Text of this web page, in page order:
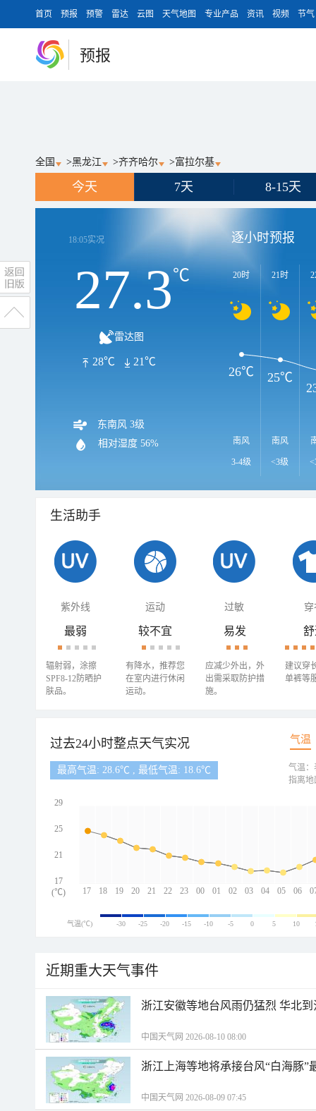
首页 预报 预警 雷达 云图 天气地图 专业产品 资讯 视频 节气
预报
全国 >黑龙江 >齐齐哈尔 >富拉尔基
今天 7天 8-15天
18:05实况
27.3℃
雷达图
28℃ 21℃
东南风 3级
相对湿度 56%
逐小时预报
20时
南风
3-4级
21时
南风
<3级
26℃ 25℃
生活助手
紫外线 运动 过敏 穿
最弱
辐射弱，涂擦
SPF8-12防晒护
肤品。
较不宜
有降水，推荐您
在室内进行休闲
运动。
易发
应减少外出，外
出需采取防护措
施。
建议穿
单裤等
过去24小时整点天气实况 气温
最高气温: 28.6℃ , 最低气温: 18.6℃
17 18 19 20 21 22 23 00 01 02 03 04 05 06
29
25
21
17
(℃)
气温：
指离地
气温(℃) -30 -25 -20 -15 -10 -5 0 5 10
近期重大天气事件
浙江安徽等地台风雨仍猛烈 华北
中国天气网 2026-08-10 08:00
浙江上海等地将承接台风“白海豚”
中国天气网 2026-08-09 07:45